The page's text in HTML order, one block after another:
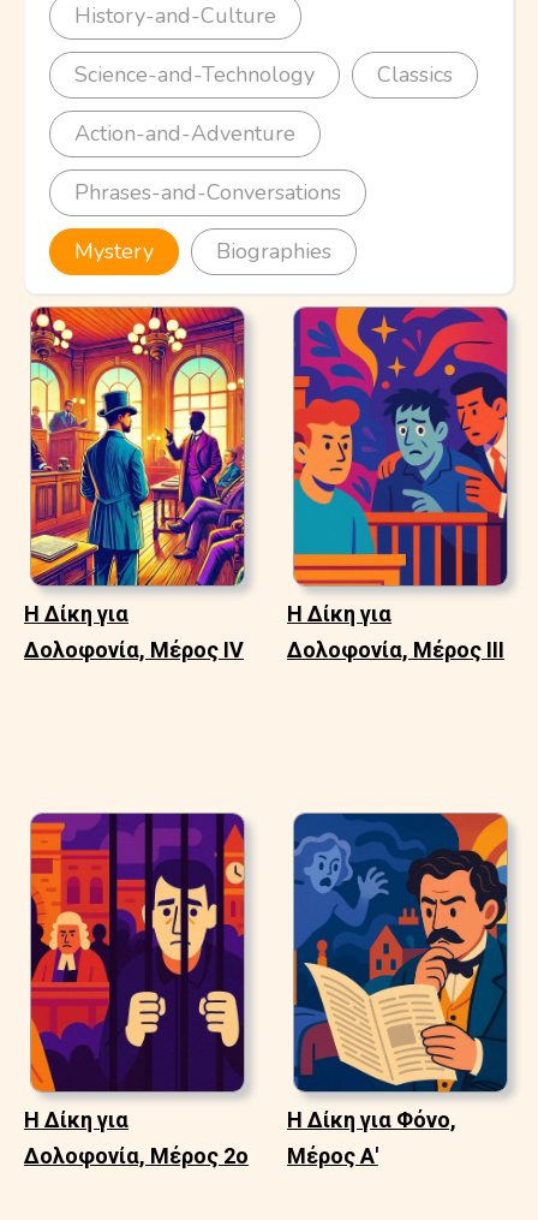
History-and-Culture
Science-and-Technology Classics
Action-and-Adventure
Phrases-and-Conversations
Mystery Biographies
Η Δίκη για
Δολοφονία, Μέρος IV
Η Δίκη για
Δολοφονία, Μέρος ΙΙΙ
Η Δίκη για
Δολοφονία, Μέρος 2ο
Η Δίκη για Φόνο,
Μέρος Α'